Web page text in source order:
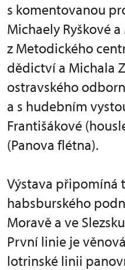
s komentovanou
Michaely Ryškové
z Metodického
dědictví a Michala
ostravského
a s hudebním
Františákové
(Panova flétna).
Výstava připomíná
habsburského
Moravě a ve
První linie je
lotrinské linii